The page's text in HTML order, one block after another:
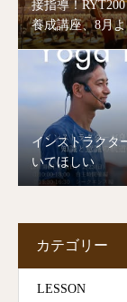
接指導！
養成講座、8月
ます。
インストラクタ
いてほしい
カテゴリー
LESSON